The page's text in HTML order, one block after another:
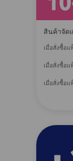
สินค้าจัด
เมื่อสั่งซื้อ
เมื่อสั่งซื้อ
เมื่อสั่งซื้อ